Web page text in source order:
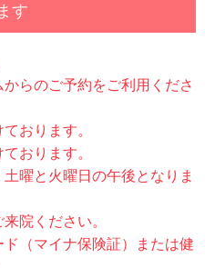
す
らのご予約をご利用くださ
おります。
おります。
曜と火曜日の午後となりま
院ください。
（マイナ保険証）または健